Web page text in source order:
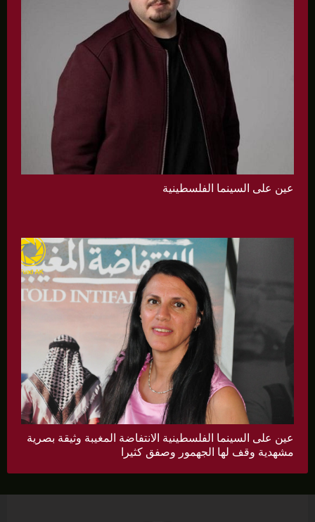
عين على السينما الفلسطينية
عين على السينما الفلسطينية الانتفاضة المغيبة وثيقة بصرية
مشهدية وقف لها الجهمور وصفق كثيرا